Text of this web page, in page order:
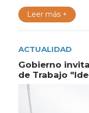
Leer más +
ACTUALIDAD
Gobierno
de Trabajo